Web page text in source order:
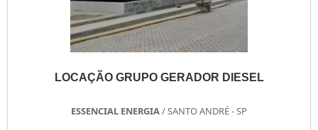
LOCAÇÃO GRUPO GERADOR DIESEL
ESSENCIAL ENERGIA/ SANTO ANDRÉ - SP